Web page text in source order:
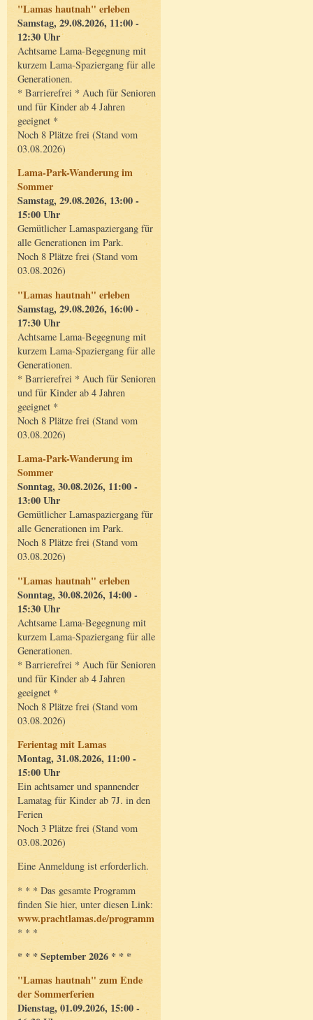
"Lamas hautnah" erleben
Samstag, 29.08.2026, 11:00 -
12:30 Uhr
Achtsame Lama-Begegnung mit
kurzem Lama-Spaziergang für alle
Generationen.
* Barrierefrei * Auch für Senioren
und für Kinder ab 4 Jahren
geeignet *
Noch 8 Plätze frei (Stand vom
03.08.2026)
Lama-Park-Wanderung im
Sommer
Samstag, 29.08.2026, 13:00 -
15:00 Uhr
Gemütlicher Lamaspaziergang für
alle Generationen im Park.
Noch 8 Plätze frei (Stand vom
03.08.2026)
"Lamas hautnah" erleben
Samstag, 29.08.2026, 16:00 -
17:30 Uhr
Achtsame Lama-Begegnung mit
kurzem Lama-Spaziergang für alle
Generationen.
* Barrierefrei * Auch für Senioren
und für Kinder ab 4 Jahren
geeignet *
Noch 8 Plätze frei (Stand vom
03.08.2026)
Lama-Park-Wanderung im
Sommer
Sonntag, 30.08.2026, 11:00 -
13:00 Uhr
Gemütlicher Lamaspaziergang für
alle Generationen im Park.
Noch 8 Plätze frei (Stand vom
03.08.2026)
"Lamas hautnah" erleben
Sonntag, 30.08.2026, 14:00 -
15:30 Uhr
Achtsame Lama-Begegnung mit
kurzem Lama-Spaziergang für alle
Generationen.
* Barrierefrei * Auch für Senioren
und für Kinder ab 4 Jahren
geeignet *
Noch 8 Plätze frei (Stand vom
03.08.2026)
Ferientag mit Lamas
Montag, 31.08.2026, 11:00 -
15:00 Uhr
Ein achtsamer und spannender
Lamatag für Kinder ab 7J. in den
Ferien
Noch 3 Plätze frei (Stand vom
03.08.2026)
Eine Anmeldung ist erforderlich.
* * * Das gesamte Programm
finden Sie hier, unter diesen Link:
www.prachtlamas.de/programm
* * *
* * * September 2026 * * *
"Lamas hautnah" zum Ende
der Sommerferien
Dienstag, 01.09.2026, 15:00 -